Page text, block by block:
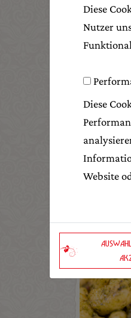
Diese
Nutzer
Diese
Website